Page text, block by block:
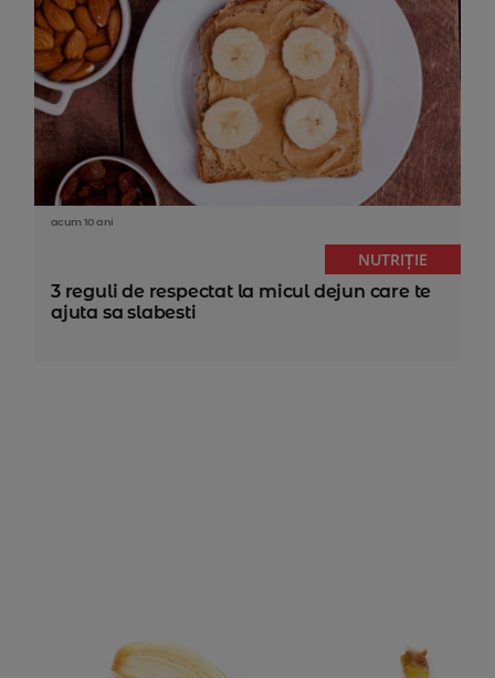
acum 10 ani
NUTRIȚIE
3 reguli de respectat la micul dejun care te
ajuta sa slabesti